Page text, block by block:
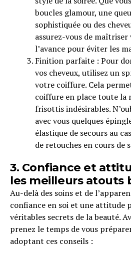
boucles glamour, une
sophistiquée ou des
assurez-vous de
l’avance pour éviter les
Finition parfaite : Pour
vos cheveux, utilisez un
votre coiffure. Cela
coiffure en place toute la
frisottis indésirables.
avec vous quelques
élastique de secours au
de retouches en cours de
3. Confiance et
les meilleurs atouts
Au-delà des soins et de
confiance en soi et une attitude
véritables secrets de la beauté.
prenez le temps de vous
adoptant ces conseils :